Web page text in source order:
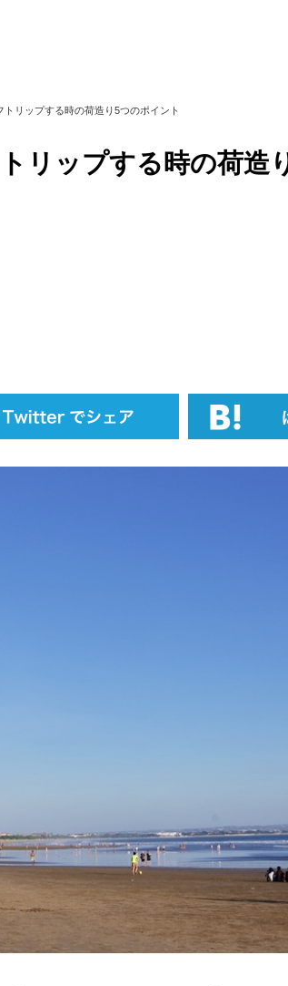
リップする時の荷造り5つのポイント
リップする時の荷造